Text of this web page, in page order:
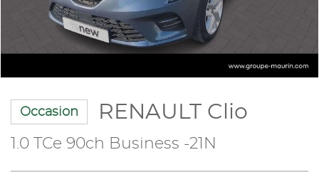
Occasion RENAULT Clio
1.0 TCe 90ch Business -21N